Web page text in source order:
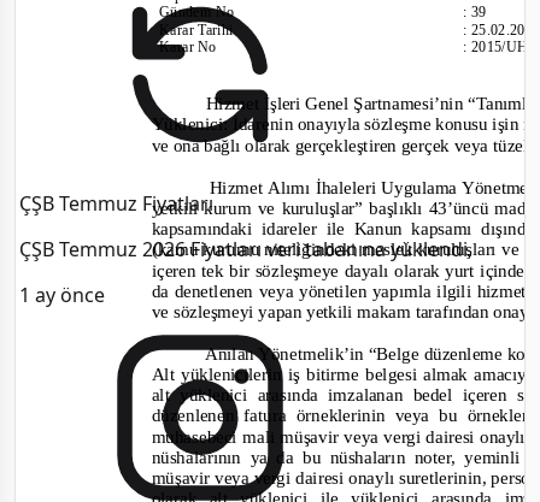
ÇŞB Temmuz Fiyatları
ÇŞB Temmuz 2026 Fiyatları veri tabanına yüklendi.
1 ay önce
Gündem No
Karar Tarihi
Karar No
:39
:
:2015/
Hizmet İşleri Genel Şartnamesi’nin
Yüklenici: İdarenin onayıyla sözleşme konusu işin
ve ona bağlı olarak gerçekleştiren gerçek veya
Hizmet Alımı İhaleleri Uygulama
yetkili kurum ve kuruluşlar” başlıklı 43’üncü
kapsamındaki idareler ile Kanun kapsamı
(kamu kurumu niteliğindeki meslek kuruluşları ve
içeren tek bir sözleşmeye dayalı olarak yurt içinde
da denetlenen veya yönetilen yapımla ilgili
ve sözleşmeyi yapan yetkili makam tarafından
Anılan Yönetmelik’in “Belge düzenleme
Alt yüklenicilerin iş bitirme belgesi almak
alt yüklenici arasında imzalanan bedel içeren
düzenlenen fatura örneklerinin veya bu
muhasebeci mali müşavir veya vergi dairesi
nüshalarının ya da bu nüshaların noter,
müşavir veya vergi dairesi onaylı suretlerinin,